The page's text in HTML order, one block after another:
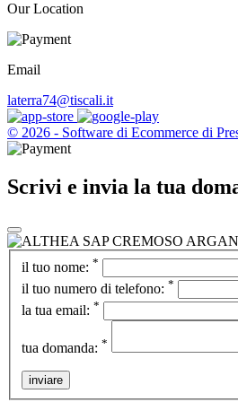
Our Location
Email
laterra74@tiscali.it
© 2026 - Software di Ecommerce di
Scrivi e invia la tua
il tuo nome: *
il tuo numero di telefono: *
la tua email: *
tua domanda: *
inviare